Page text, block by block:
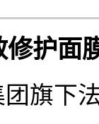
修护面
旗下